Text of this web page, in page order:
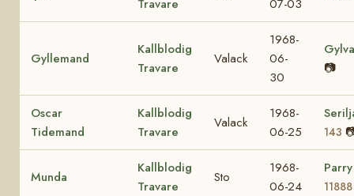
Travare
07-03
Gyllemand
Kallblodig
Travare
Valack
1968-
06-
30
📷
Oscar
Tidemand
Kallblodig
Travare
Valack
1968-
06-25
143
Munda
Kallblodig
Travare
Sto
1968-
06-24
11888